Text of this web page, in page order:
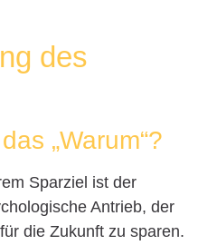
des
„Warum“?
Sparziel ist der
Antrieb, der
die Zukunft zu sparen.